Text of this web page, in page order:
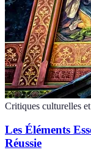
Critiques culturelles
Les Éléments
Réussie